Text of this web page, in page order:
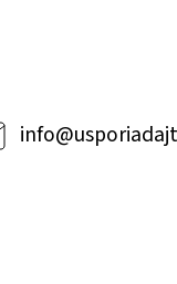
info@